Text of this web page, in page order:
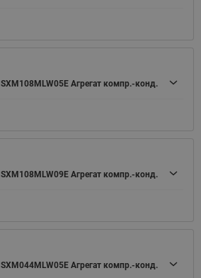
Агрегат компр.-конд.
Агрегат компр.-конд.
Агрегат компр.-конд.